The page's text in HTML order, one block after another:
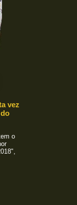
vez
o